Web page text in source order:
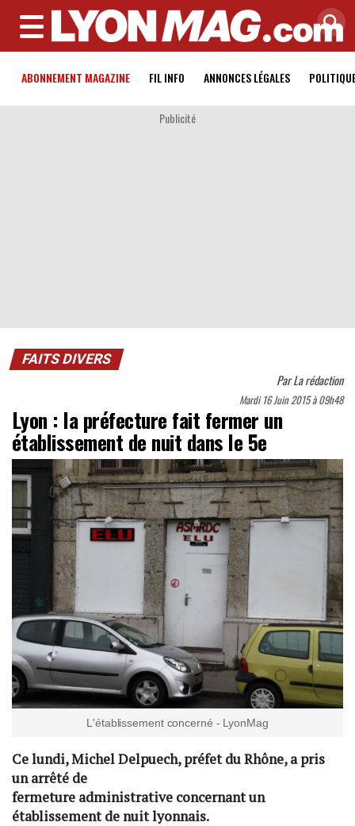
MENU
ABONNEMENT MAGAZINE FIL INFO ANNONCES LÉGALES
Publicité
FAITS DIVERS
ParLa rédaction
Mardi 16 Juin 2015 à 09h48
Lyon : la préfecture fait fermer un
établissement de nuit dans le 5e
L'établissement concerné - LyonMag
Ce lundi, Michel Delpuech, préfet du Rhône, a pris
un arrêté de
fermeture administrative concernant un
établissement de nuit lyonnais.